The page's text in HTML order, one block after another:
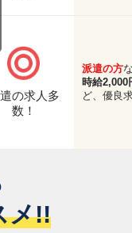
の求人多
数！
派遣の方
時給2,000
ど、優良
メ!!